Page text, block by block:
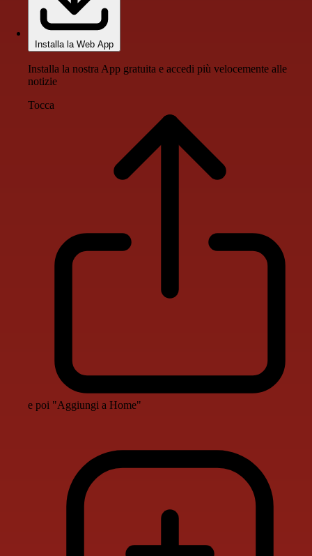
Installa la Web App
Installa la nostra App gratuita e accedi più velocemente alle
notizie
Tocca
e poi "Aggiungi a Home"